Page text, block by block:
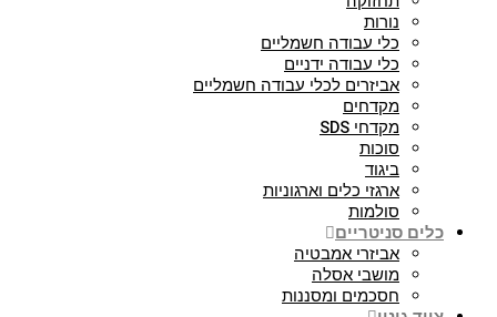
נורות
כלי עבודה חשמליים
כלי עבודה ידניים
אביזרים לכלי עבודה חשמליים
מקדחים
מקדחי SDS
סוכות
ביגוד
ארגזי כלים וארגוניות
סולמות
כלים סניטריים
אביזרי אמבטיה
מושבי אסלה
חסכמים ומסננות